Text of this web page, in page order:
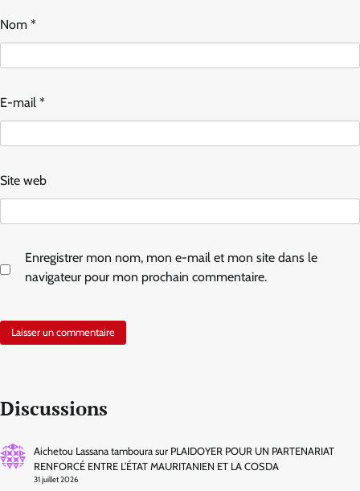
Nom *
E-mail *
Site web
Enregistrer mon nom, mon e-mail et mon site dans le
navigateur pour mon prochain commentaire.
Discussions
Aichetou Lassana tambourasur PLAIDOYER POUR UN PARTENARIAT
RENFORCÉ ENTRE L’ÉTAT MAURITANIEN ET LA COSDA
31 juillet 2026